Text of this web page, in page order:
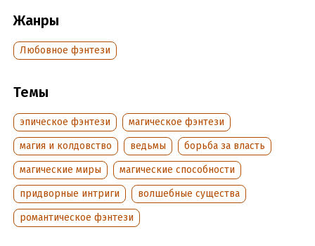
бездна!
Подробная информация
Дата написания:1 января 2024
Объем:569148
Год издания:2024
Дата поступления: 6 августа 2024
Время на чтение:8ч.
Жанры
Любовное фэнтези
Темы
эпическое фэнтези
магическое фэнтези
магия и колдовство
ведьмы
борьба за власть
магические миры
магические способности
придворные интриги
волшебные существа
романтическое фэнтези